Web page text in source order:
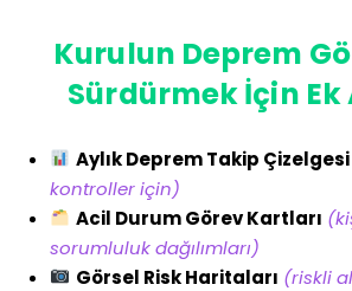
Kurulun Deprem
Sürdürmek İçin
Aylık Deprem Takip Çizelgesi
kontroller için)
Acil Durum Görev Kartları
sorumluluk dağılımları)
Görsel Risk Haritaları (riskli